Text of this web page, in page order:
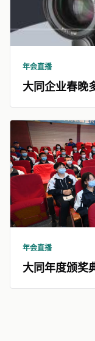
年会直播
大同企业春晚
年会直播
大同年度颁奖